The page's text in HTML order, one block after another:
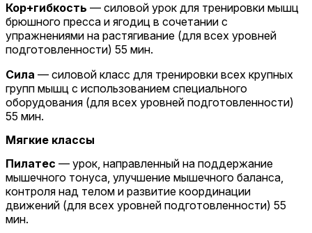
Кор+гибкость — силовой урок для тренировки мышц
брюшного пресса и ягодиц в сочетании с
упражнениями на растягивание (для всех уровней
подготовленности) 55 мин.
Сила — силовой класс для тренировки всех крупных
групп мышц с использованием специального
оборудования (для всех уровней подготовленности)
55 мин.
Мягкие классы
Пилатес — урок, направленный на поддержание
мышечного тонуса, улучшение мышечного баланса,
контроля над телом и развитие координации
движений (для всех уровней подготовленности) 55
мин.